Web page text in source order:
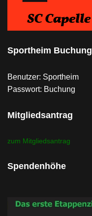
Sportheim Buchung
Benutzer: Sportheim
Passwort: Buchung
Mitgliedsantrag
zum Mitgliedsantrag
Spendenhöhe